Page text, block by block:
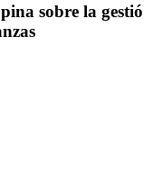
sobre la gestió